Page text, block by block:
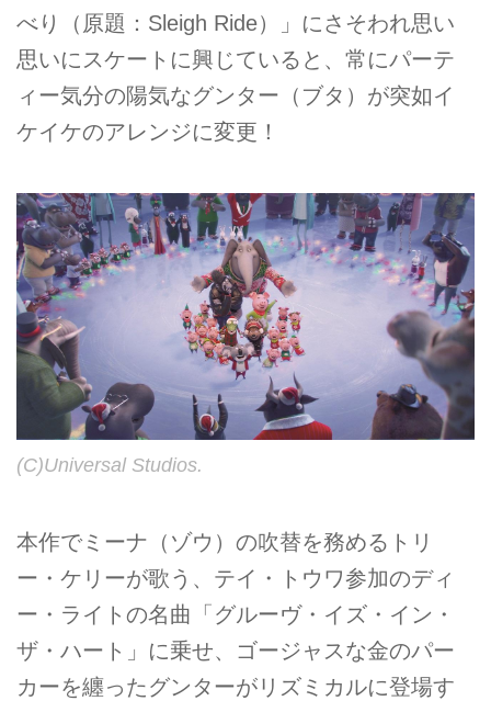
べり（原題：Sleigh Ride）」にさそわれ思い
思いにスケートに興じていると、常にパーテ
ィー気分の陽気なグンター（ブタ）が突如イ
ケイケのアレンジに変更！
(C)Universal Studios.
本作でミーナ（ゾウ）の吹替を務めるトリ
ー・ケリーが歌う、テイ・トウワ参加のディ
ー・ライトの名曲「グルーヴ・イズ・イン・
ザ・ハート」に乗せ、ゴージャスな金のパー
カーを纏ったグンターがリズミカルに登場す